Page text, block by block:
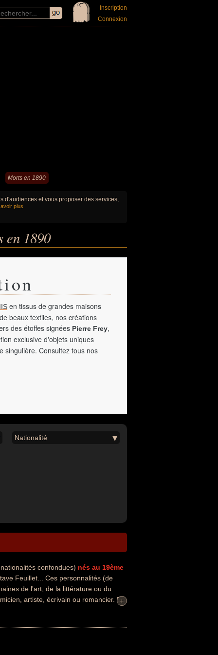
Inscription
Connexion
Morts en 1890
d'audiences et vous proposer des services,
plus
en 1890
en tissus de grandes maisons
beaux textiles, nos créations
des étoffes signées Pierre Frey,
exclusive d'objets uniques
singulière. Consultez tous nos
Nationalité
confondues) nés au 19ème
Feuillet... Ces personnalités (de
de l'art, de la littérature ou du
artiste, écrivain ou romancier. En
+
+